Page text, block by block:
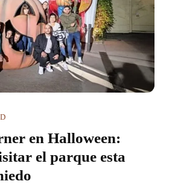
en Halloween:
el parque esta